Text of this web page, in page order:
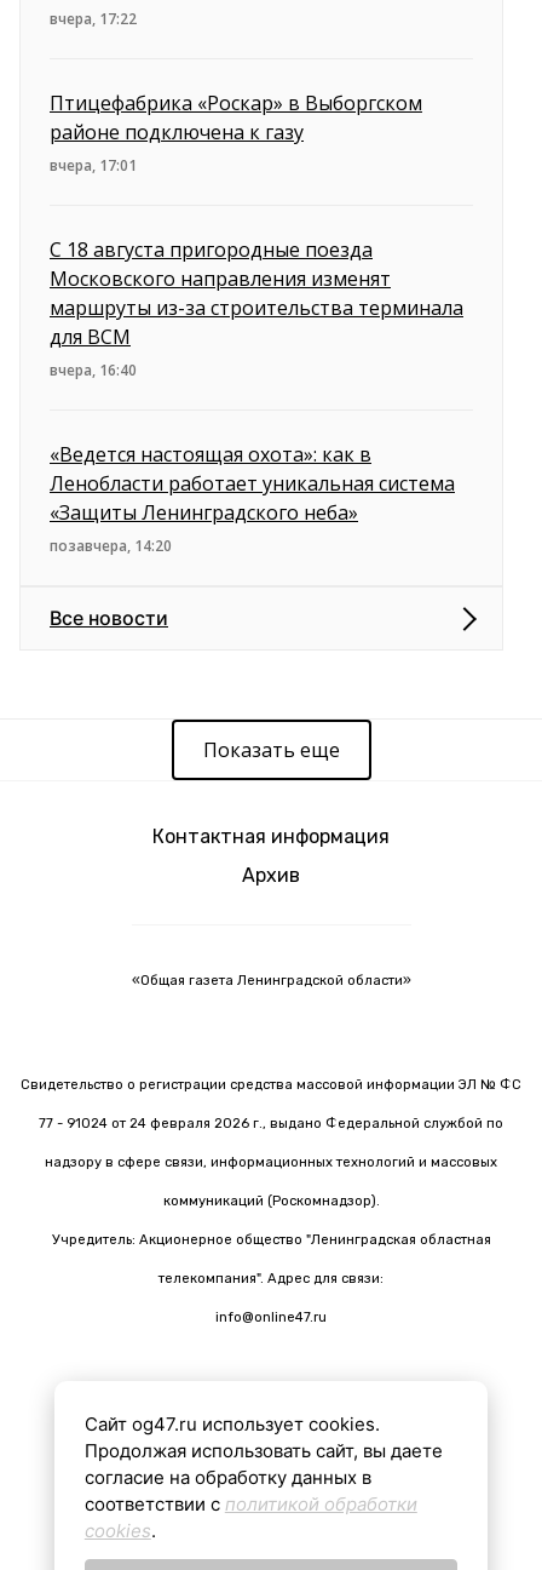
вчера, 17:22
Птицефабрика «Роскар» в Выборгском
районе подключена к газу
вчера, 17:01
С 18 августа пригородные поезда
Московского направления изменят
маршруты из-за строительства терминала
для ВСМ
вчера, 16:40
«Ведется настоящая охота»: как в
Ленобласти работает уникальная система
«Защиты Ленинградского неба»
позавчера, 14:20
Все новости
Показать еще
Контактная информация
Архив
«Общая газета Ленинградской области»
Свидетельство о регистрации средства массовой информации ЭЛ № ФС
77 - 91024 от 24 февраля 2026 г., выдано Федеральной службой по
надзору в сфере связи, информационных технологий и массовых
коммуникаций (Роскомнадзор).
Учредитель: Акционерное общество "Ленинградская областная
телекомпания". Адрес для связи:
info@online47.ru
Все материалы на сайте подготовлены с помощью ИИ
16+
Сайт og47.ru использует cookies.
Продолжая использовать сайт, вы даете
согласие на обработку данных в
соответствии с политикой обработки
cookies.